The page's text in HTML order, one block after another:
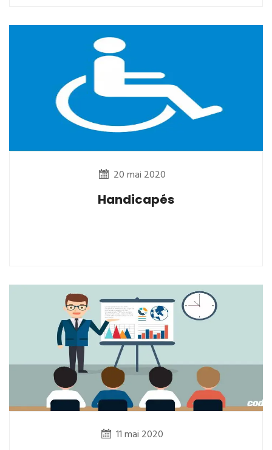
20 mai 2020
Handicapés
11 mai 2020